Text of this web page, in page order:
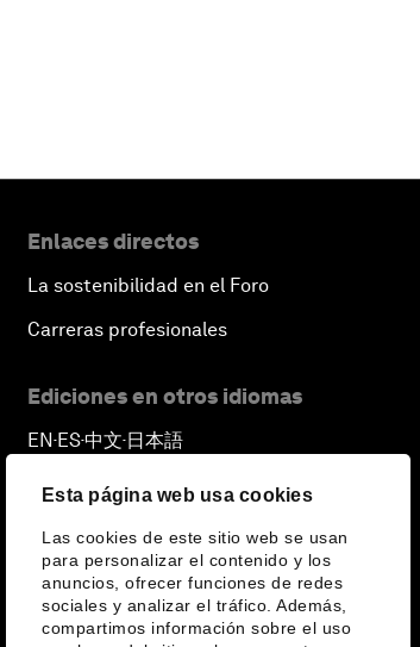
Esta página web usa cookies
Las cookies de este sitio web se usan
para personalizar el contenido y los
anuncios, ofrecer funciones de redes
sociales y analizar el tráfico. Además,
compartimos información sobre el uso
Enlaces directos
La sostenibilidad en el Foro
Carreras profesionales
Ediciones en otros idiomas
EN ▪ ES▪中文▪ 日本語